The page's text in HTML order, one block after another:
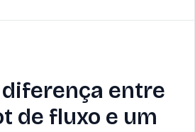
diferença entre
de fluxo e um